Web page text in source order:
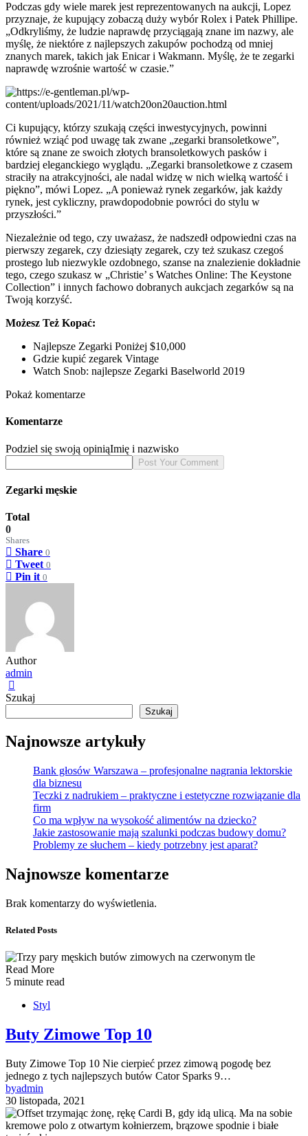
Podczas gdy wiele marek jest reprezentowanych na aukcji, Lopez
przyznaje, że kupujący zobaczą duży wybór Rolex i Patek Phillipe.
„Odkryliśmy, że ludzie naprawdę przyciągają znane im nazwy, ale
myślę, że niektóre z najlepszych zakupów pochodzą od mniej
znanych marek, takich jak Enicar i Wakmann. Myślę, że te zegarki
naprawdę wzrośnie wartość w czasie.”
Ci kupujący, którzy szukają części inwestycyjnych, powinni
również wziąć pod uwagę tak zwane „zegarki bransoletkowe”,
które są znane ze swoich złotych bransoletkowych pasków i
bardziej eleganckiego wyglądu. „Zegarki bransoletkowe z czasem
straciły na atrakcyjności, ale nadal widzę w nich wielką wartość i
piękno”, mówi Lopez. „A ponieważ rynek zegarków, jak każdy
rynek, jest cykliczny, prawdopodobnie powróci do stylu w
przyszłości.”
Niezależnie od tego, czy uważasz, że nadszedł odpowiedni czas na
pierwszy zegarek, czy dziesiąty zegarek, czy też szukasz czegoś
prostego lub niezwykle ozdobnego, szanse na znalezienie dokładnie
tego, czego szukasz w „Christie’ s Watches Online: The Keystone
Collection” i innych fachowo dobranych aukcjach zegarków są na
Twoją korzyść.
Możesz Też Kopać:
Najlepsze Zegarki Poniżej $10,000
Gdzie kupić zegarek Vintage
Watch Snob: najlepsze Zegarki Baselworld 2019
Pokaż komentarze
Komentarze
Podziel się swoją opiniąImię i nazwisko
Zegarki męskie
Total
0
Shares
Share 0
Tweet 0
Pin it 0
Author
admin
Szukaj
Szukaj
Najnowsze artykuły
Bank głosów Warszawa – profesjonalne nagrania lektorskie
dla biznesu
Teczki z nadrukiem – praktyczne i estetyczne rozwiązanie dla
firm
Co ma wpływ na wysokość alimentów na dziecko?
Jakie zastosowanie mają szalunki podczas budowy domu?
Problemy ze słuchem – kiedy potrzebny jest aparat?
Najnowsze komentarze
Brak komentarzy do wyświetlenia.
Related Posts
Read More
5 minute read
Styl
Buty Zimowe Top 10
Buty Zimowe Top 10 Nie cierpieć przez zimową pogodę bez
jednego z tych najlepszych butów Cator Sparks 9…
byadmin
30 listopada, 2021